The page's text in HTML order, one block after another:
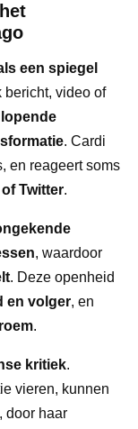
een spiegel
bericht, video of
lopende
. Cardi
en reageert soms
Twitter.
, waardoor
. Deze openheid
en volger, en
.
kritiek.
vieren, kunnen
door haar